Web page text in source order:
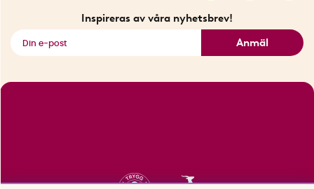
Inspireras av våra nyhetsbrev!
Anmäl